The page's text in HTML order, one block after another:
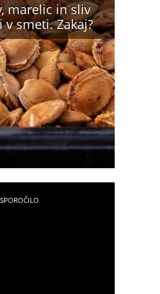
marelic in sliv
smeti. Zakaj?